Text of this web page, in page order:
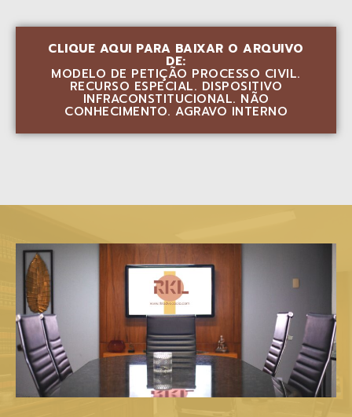
CLIQUE AQUI PARA BAIXAR O ARQUIVO
DE:
MODELO DE PETIÇÃO PROCESSO CIVIL.
RECURSO ESPECIAL. DISPOSITIVO
INFRACONSTITUCIONAL. NÃO
CONHECIMENTO. AGRAVO INTERNO